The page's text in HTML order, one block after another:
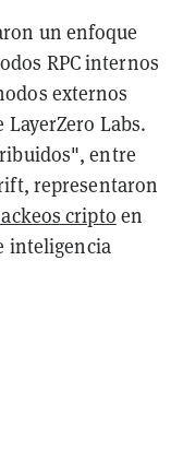
un enfoque
RPC internos
externos
LayerZero Labs.
entre
representaron
cripto en
inteligencia